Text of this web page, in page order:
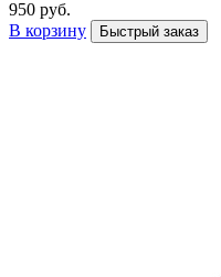
950 руб.
В корзину
Быстрый заказ